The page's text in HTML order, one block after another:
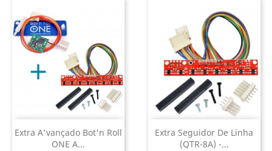
Extra A'vançado Bot'n Roll
ONE A...
Extra Seguidor De Linha
(QTR-8A) -...